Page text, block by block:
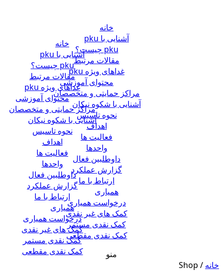
خانه
آشنایی با pku
pku چیست؟
مقالات مرتبط
غداهای ویژه pku
محتوای آموزشی
مراکز حمایتی و متخصصان
آشنایی با شکوه نیکان
نحوه تاسیس
اهداف
فعالیت ها
واحدها
داوطلبین فعال
گزارش عملکرد
ارتباط با ما
همیاری
درخواست همیاری
کمک های غیر نقدی
کمک نقدی مستمر
کمک نقدی مقطعی
منو
خانه
آشنایی با pku
pku چیست؟
مقالات مرتبط
غداهای ویژه pku
محتوای آموزشی
مراکز حمایتی و متخصصان
آشنایی با شکوه نیکان
نحوه تاسیس
اهداف
فعالیت ها
واحدها
داوطلبین فعال
گزارش عملکرد
ارتباط با ما
همیاری
درخواست همیاری
کمک های غیر نقدی
کمک نقدی مستمر
کمک نقدی مقطعی
خانه / Shop